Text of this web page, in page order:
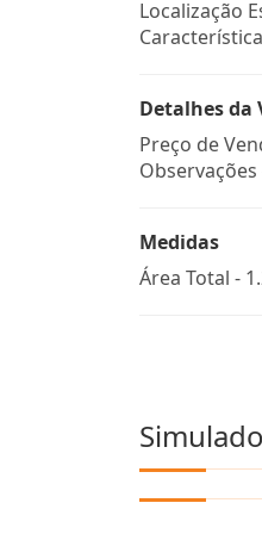
Localização
Detalhes da
Preço de
Medidas
Área Total -